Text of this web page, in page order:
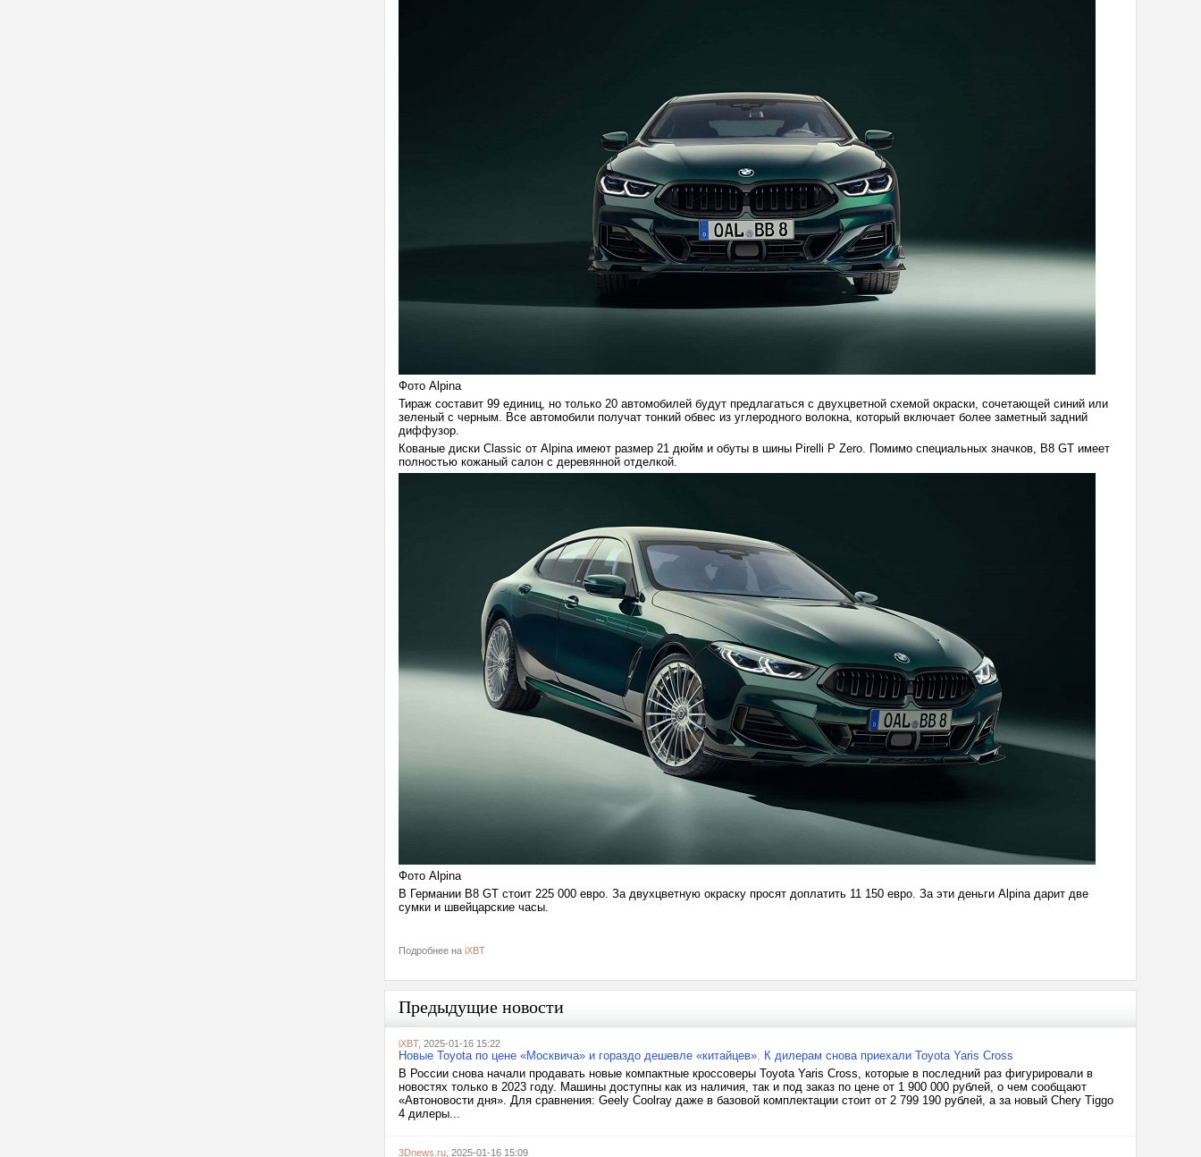
Фото Alpina
Тираж составит 99 единиц, но только 20 автомобилей будут предлагаться с двухцветной схемой окраски, сочетающей синий или
зеленый с черным. Все автомобили получат тонкий обвес из углеродного волокна, который включает более заметный задний
диффузор.
Кованые диски Classic от Alpina имеют размер 21 дюйм и обуты в шины Pirelli P Zero. Помимо специальных значков, B8 GT имеет
полностью кожаный салон с деревянной отделкой.
Фото Alpina
В Германии B8 GT стоит 225 000 евро. За двухцветную окраску просят доплатить 11 150 евро. За эти деньги Alpina дарит две
сумки и швейцарские часы.
Подробнее на iXBT
Предыдущие новости
iXBT, 2025-01-16 15:22
Новые Toyota по цене «Москвича» и гораздо дешевле «китайцев». К дилерам снова приехали Toyota Yaris Cross
В России снова начали продавать новые компактные кроссоверы Toyota Yaris Cross, которые в последний раз фигурировали в
новостях только в 2023 году. Машины доступны как из наличия, так и под заказ по цене от 1 900 000 рублей, о чем сообщают
«Автоновости дня». Для сравнения: Geely Coolray даже в базовой комплектации стоит от 2 799 190 рублей, а за новый Chery Tiggo
4 дилеры...
3Dnews.ru , 2025-01-16 15:09